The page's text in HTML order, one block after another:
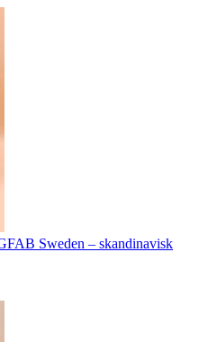
Sweden – skandinavisk